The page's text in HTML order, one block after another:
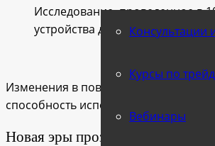
Консультации
Курсы по
Вебинары
Исследование, проведенное в
устройства для получения
Изменения в поведении
способность использовать
Новая эры прозрачности цен